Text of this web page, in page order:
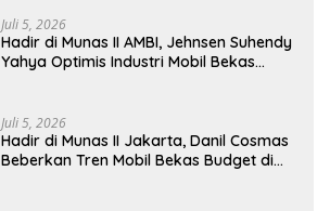
Juli 5, 2026
Hadir di Munas II AMBI, Jehnsen Suhendy
Yahya Optimis Industri Mobil Bekas
Juli 5, 2026
Hadir di Munas II Jakarta, Danil Cosmas
Beberkan Tren Mobil Bekas Budget di